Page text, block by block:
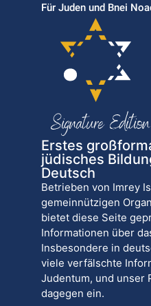
Für Juden und Bnei
Erstes
jüdisches
Deutsch
Betrieben von Imrey
gemeinnützigen
bietet diese Seite
Informationen über
Insbesondere in
viele verfälschte
Judentum, und unser
dagegen ein.